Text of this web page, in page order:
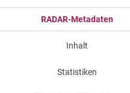
RADAR-Metadaten
Inhalt
Statistiken